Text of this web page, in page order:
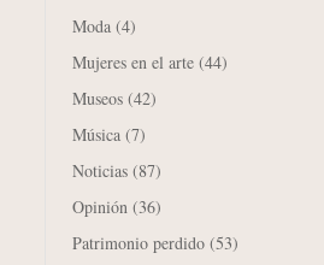
Moda (4)
Mujeres en el arte (44)
Museos (42)
Música (7)
Noticias (87)
Opinión (36)
Patrimonio perdido (53)